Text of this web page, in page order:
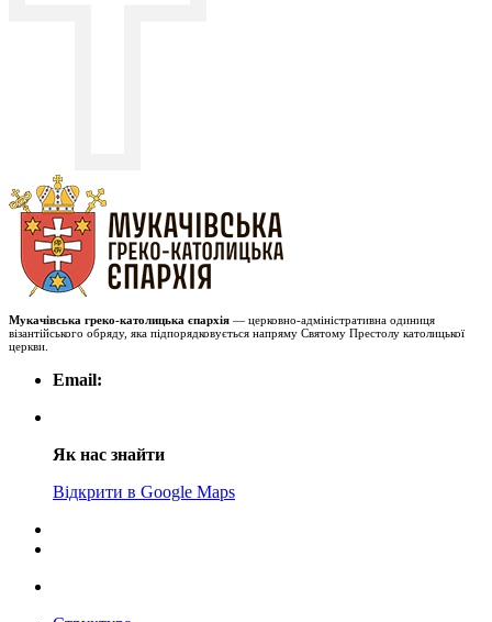
Мукачівська греко-католицька єпархія — церковно-адміністративна одиниця
візантійського обряду, яка підпорядковується напряму Святому Престолу католицької
церкви.
Email:
Як нас знайти
Відкрити в Google Maps